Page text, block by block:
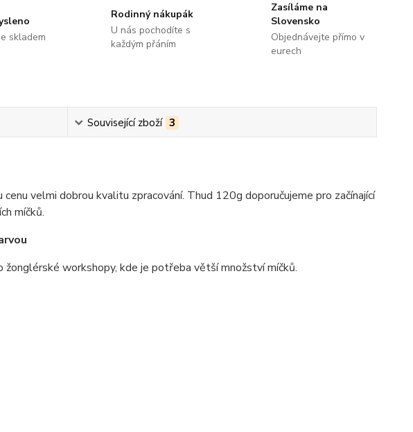
skladem
Rodinný nákupák
U nás pochodíte s
každým přáním
Zasíláme na
Slovensko
Objednávejte přímo v
eurech
Související zboží 3
velmi dobrou kvalitu zpracování. Thud 120g doporučujeme pro začínající
míčků.
žonglérské workshopy, kde je potřeba větší množství míčků.